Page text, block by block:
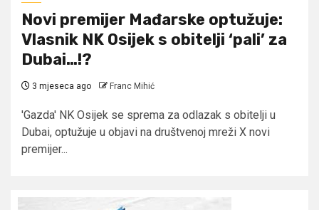
Novi premijer Mađarske optužuje:
Vlasnik NK Osijek s obitelji ‘pali’ za
Dubai…!?
3 mjeseca ago Franc Mihić
'Gazda' NK Osijek se sprema za odlazak s obitelji u
Dubai, optužuje u objavi na društvenoj mreži X novi
premijer...